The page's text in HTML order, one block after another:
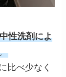
中性洗剤によ
比べ少なく